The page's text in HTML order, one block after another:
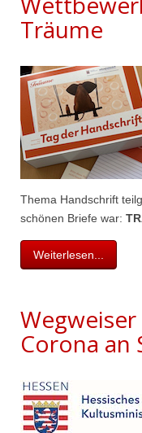
Träume
Thema Handschrift
schönen Briefe war:
Weiterlesen...
Corona an